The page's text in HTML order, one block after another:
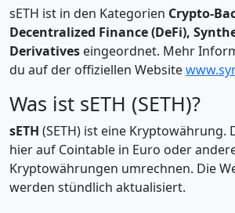
sETH ist in den Kategorien Crypto-
Decentralized Finance (DeFi),
Derivatives eingeordnet. Mehr
du auf der offiziellen Website
Was ist sETH (SETH)?
sETH (SETH) ist eine Kryptowährung.
hier auf Cointable in Euro oder
Kryptowährungen umrechnen. Die
werden stündlich aktualisiert.